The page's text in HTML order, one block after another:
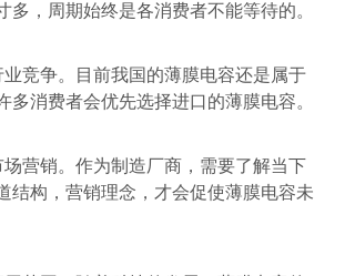
多，周期始终是各消费者不能等待的。
业竞争。目前我国的薄膜电容还是属于
多消费者会优先选择进口的薄膜电容。
场营销。作为制造厂商，需要了解当下
结构，营销理念，才会促使薄膜电容未